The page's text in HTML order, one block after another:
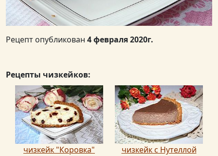
Рецепт опубликован 4 февраля 2020г.
Рецепты чизкейков:
чизкейк "Коровка" чизкейк с Нутеллой